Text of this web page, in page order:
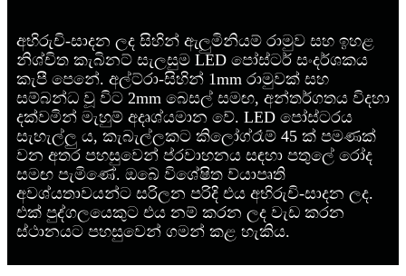
අභිරුචි-සාදන ලද සිහින් ඇලුමිනියම් රාමුව සහ ඉහළ
නිශ්චිත කැබිනට් සැලසුම LED පෝස්ටර් සංදර්ශකය
කැපී පෙනේ. අල්ට්රා-සිහින් 1mm රාමුවක් සහ
සම්බන්ධ වූ විට 2mm බෙසල් සමඟ, අන්තර්ගතය විදහා
දක්වමින් මැහුම් අදෘශ්යමාන වේ. LED පෝස්ටරය
සැහැල්ලු ය, කැබැල්ලකට කිලෝග්රෑම් 45 ක් පමණක්
වන අතර පහසුවෙන් ප්රවාහනය සඳහා පතුලේ රෝද
සමඟ පැමිණේ. ඔබේ විශේෂිත ව්යාපෘති
අවශ්යතාවයන්ට සරිලන පරිදි එය අභිරුචි-සාදන ලද.
එක් පුද්ගලයෙකුට එය නම් කරන ලද වැඩ කරන
ස්ථානයට පහසුවෙන් ගමන් කළ හැකිය.